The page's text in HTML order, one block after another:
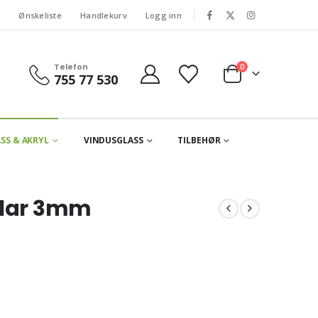
Ønskeliste Handlekurv Logg inn
Telefon
755 77 530
0
& AKRYL VINDUSGLASS TILBEHØR
3mm